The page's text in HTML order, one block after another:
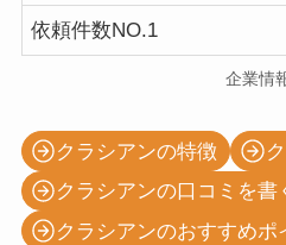
依頼件数NO.1
企業情
クラシアンの特徴
クラシアンの口コミを書
クラシアンのおすすめポ